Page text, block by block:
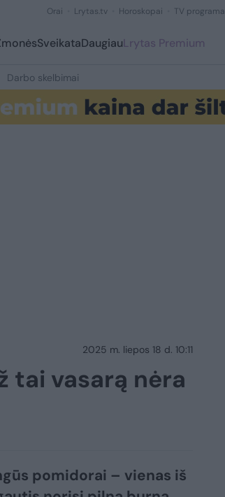
Orai Lrytas.tv Horoskopai TV programa
SveikataDaugiauLrytas Premium
Darbo skelbimai
2025 m. liepos 18 d. 10:11
tai vasarą nėra
pomidorai – vienas iš